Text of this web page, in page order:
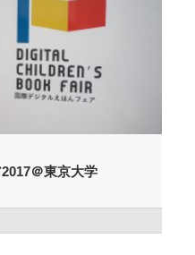
＠東京大学